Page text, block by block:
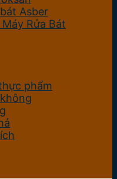
Asber
Rửa Bát
phẩm